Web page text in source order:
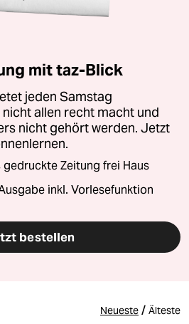
mit taz-Blick
jeden Samstag
allen recht macht und
nicht gehört werden. Jetzt
Zeitung frei Haus
inkl. Vorlesefunktion
bestellen
Neueste / Älteste